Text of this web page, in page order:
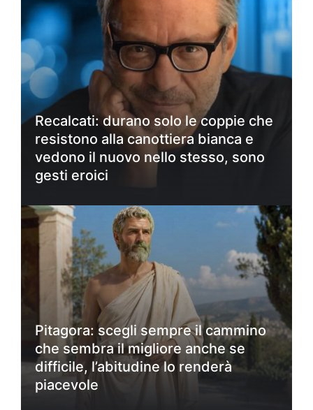
Recalcati: durano solo le coppie che
resistono alla canottiera bianca e
vedono il nuovo nello stesso, sono
gesti eroici
Pitagora: scegli sempre il cammino
che sembra il migliore anche se
difficile, l’abitudine lo renderà
piacevole